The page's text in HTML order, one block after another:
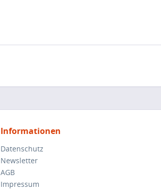
Informationen
Datenschutz
Newsletter
AGB
Impressum